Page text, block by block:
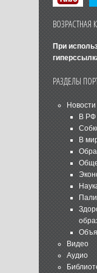
ВОЗРАСТНАЯ
При
РАЗДЕЛЫ
Новости
В
В
Видео
Аудио